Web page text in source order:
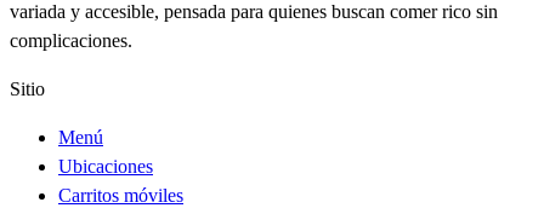
variada y accesible, pensada para quienes buscan comer rico sin
complicaciones.
Sitio
Menú
Ubicaciones
Carritos móviles